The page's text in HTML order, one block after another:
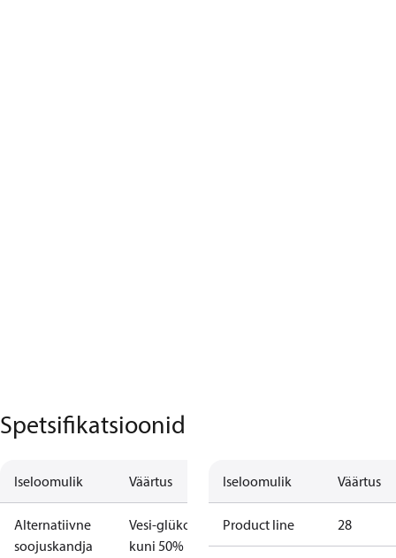
Spetsifikatsioonid
Iseloomulik Väärtus
Alternatiivne
soojuskandja
Vesi-glükool
kuni 50%
Iseloomulik Väärtus
Product line 28